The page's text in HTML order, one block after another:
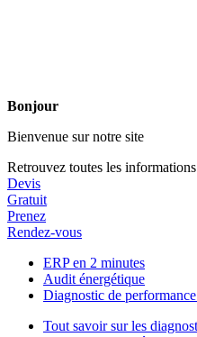
Bonjour
Bienvenue sur notre site
Retrouvez toutes les
Devis
Gratuit
Prenez
Rendez-vous
ERP en 2 minutes
Audit énergétique
Diagnostic de
Tout savoir sur les